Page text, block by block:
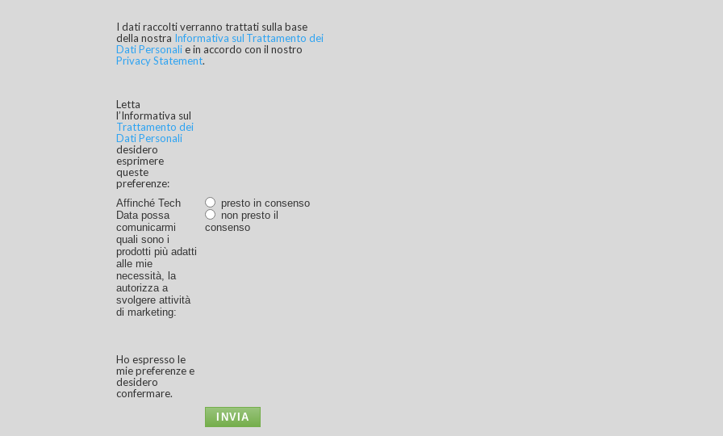
I dati raccolti verranno trattati sulla base
della nostra Informativa sul Trattamento dei
Dati Personalie in accordo con il nostro
Privacy Statement.
Letta
l’Informativa sul
Trattamento dei
Dati Personali
desidero
esprimere
queste
preferenze:
Affinché Tech
Data possa
comunicarmi
quali sono i
prodotti più adatti
alle mie
necessità, la
autorizza a
svolgere attività
di marketing:
presto in consenso
non presto il
consenso
Ho espresso le
mie preferenze e
desidero
confermare.
INVIA